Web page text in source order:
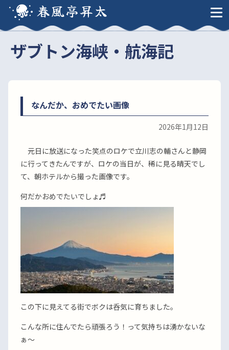
春風亭昇太
ザブトン海峡・航海記
なんだか、おめでたい画像
2026年1月12日
元日に放送になった笑点のロケで立川志の輔さんと静岡
に行ってきたんですが、ロケの当日が、稀に見る晴天でし
て、朝ホテルから撮った画像です。
何だかおめでたいでしょ♬
この下に見えてる街でボクは呑気に育ちました。
こんな所に住んでたら頑張ろう！って気持ちは湧かないな
ぁ〜